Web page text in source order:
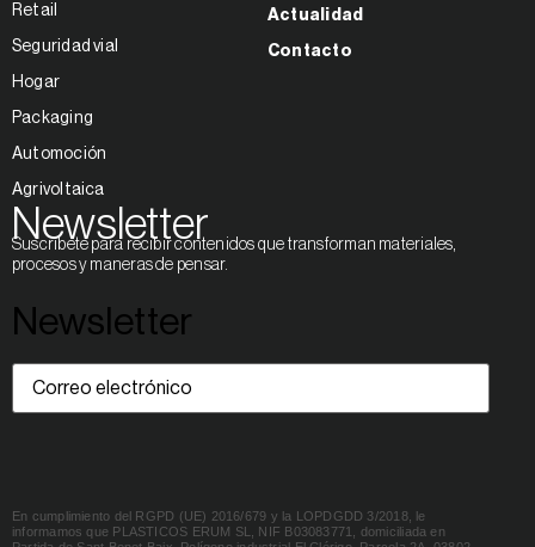
Retail
Seguridad vial
Hogar
Packaging
Automoción
Agrivoltaica
Actualidad
Contacto
Newsletter
Suscríbete para recibir contenidos que transforman materiales,
procesos y maneras de pensar.
Newsletter
Correo
electrónico(Obligatorio)
En cumplimiento del RGPD (UE) 2016/679 y la LOPDGDD 3/2018, le
informamos que PLASTICOS ERUM SL, NIF B03083771, domiciliada en